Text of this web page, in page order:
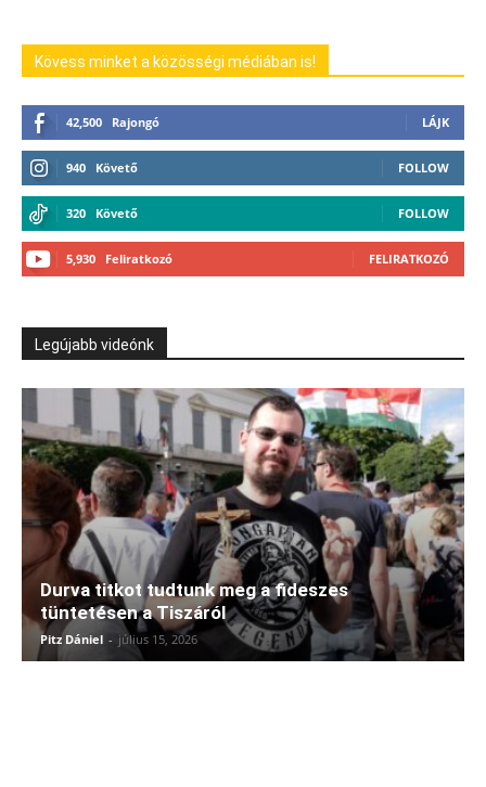
Kövess minket a közösségi médiában is!
42,500 Rajongó LÁJK
940 Követő FOLLOW
320 Követő FOLLOW
5,930 Feliratkozó FELIRATKOZÓ
Legújabb videónk
Durva titkot tudtunk meg a fideszes
tüntetésen a Tiszáról
Pitz Dániel - július 15, 2026